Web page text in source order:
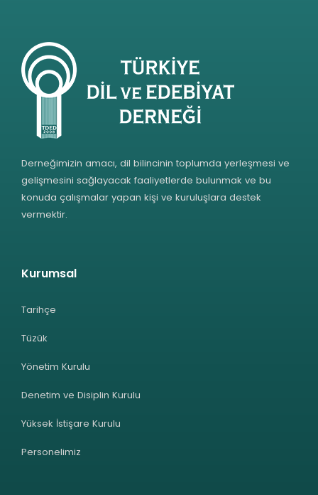
Derneğimizin amacı, dil bilincinin toplumda yerleşmesi ve
gelişmesini sağlayacak faaliyetlerde bulunmak ve bu
konuda çalışmalar yapan kişi ve kuruluşlara destek
vermektir.
Kurumsal
Tarihçe
Tüzük
Yönetim Kurulu
Denetim ve Disiplin Kurulu
Yüksek İstişare Kurulu
Personelimiz